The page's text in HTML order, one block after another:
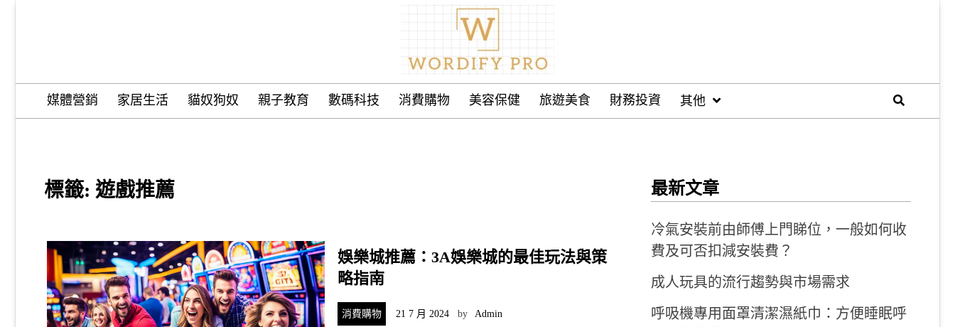
Wordify Pro
媒體營銷 家居生活 貓奴狗奴 親子教育 數碼科技 消費購物 美容保健 旅遊美食 財務投資 其他
標籤: 遊戲推薦
娛樂城推薦：3A娛樂城的最佳玩法與策
略指南
消費購物 21 7 月 2024 by Admin
最新文章
冷氣安裝前由師傅上門睇位，一般如何收
費及可否扣減安裝費？
成人玩具的流行趨勢與市場需求
呼吸機專用面罩清潔濕紙巾：方便睡眠呼